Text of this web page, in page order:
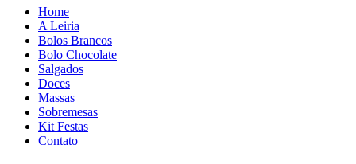
Home
A Leiria
Bolos Brancos
Bolo Chocolate
Salgados
Doces
Massas
Sobremesas
Kit Festas
Contato